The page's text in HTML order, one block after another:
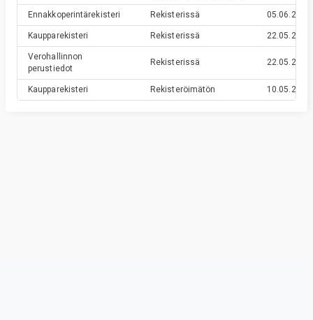
Ennakkoperintärekisteri Rekisterissä 05.06.2024
Kaupparekisteri Rekisterissä 22.05.2024
Verohallinnon
perustiedot
Rekisterissä 22.05.2024
Kaupparekisteri Rekisteröimätön 10.05.2024